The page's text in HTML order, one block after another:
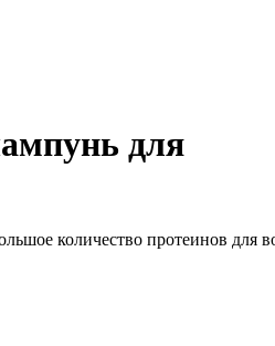
для
количество протеинов для